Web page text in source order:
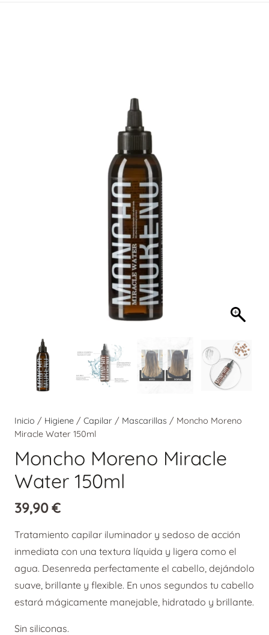
Inicio / Higiene / Capilar / Mascarillas / Moncho Moreno
Miracle Water 150ml
Moncho Moreno Miracle
Water 150ml
39,90€
Tratamiento capilar iluminador y sedoso de acción
inmediata con una textura líquida y ligera como el
agua. Desenreda perfectamente el cabello, dejándolo
suave, brillante y flexible. En unos segundos tu cabello
estará mágicamente manejable, hidratado y brillante.
Sin siliconas.